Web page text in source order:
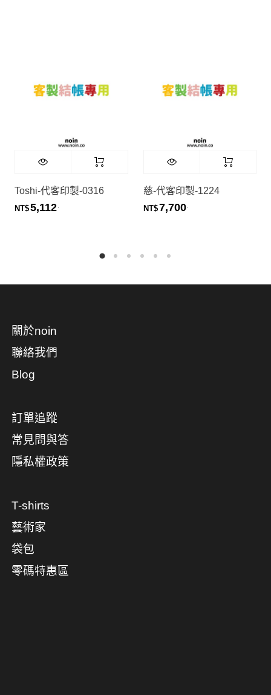
Toshi-代客印製-0316
NT$5,112
慈-代客印製-1224
NT$7,700
關於noin
聯絡我們
Blog
訂單追蹤
常見問與答
隱私權政策
T-shirts
藝術家
袋包
零碼特惠區